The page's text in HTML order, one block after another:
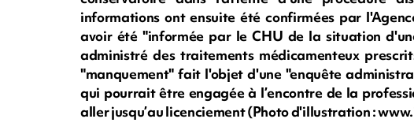
informations ont ensuite été confirmées par
avoir été "informée par le CHU de la situation
administré des traitements médicamenteux
"manquement" fait l'objet d'une "enquête
qui pourrait être engagée à l’encontre de la
aller jusqu’au licenciement (Photo d'illustration :